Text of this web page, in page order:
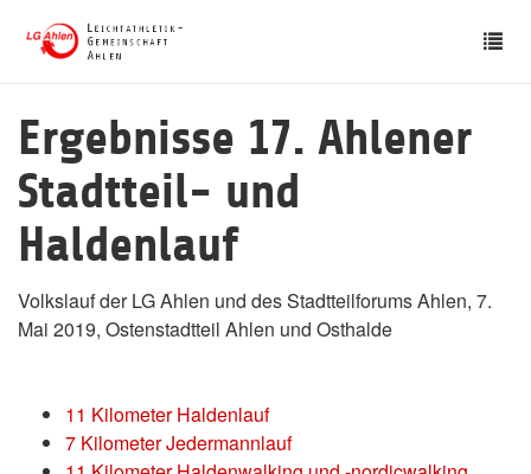
Ergebnisse 17. Ahlener
Stadtteil- und
Haldenlauf
Volkslauf der LG Ahlen und des Stadtteilforums Ahlen, 7.
Mai 2019, Ostenstadtteil Ahlen und Osthalde
11 Kilometer Haldenlauf
7 Kilometer Jedermannlauf